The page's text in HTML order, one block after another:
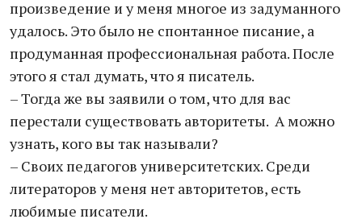
произведение и у меня многое из задуманного
удалось. Это было не спонтанное писание, а
продуманная профессиональная работа. После
этого я стал думать, что я писатель.
– Тогда же вы заявили о том, что для вас
перестали существовать авторитеты. А можно
узнать, кого вы так называли?
– Своих педагогов университетских. Среди
литераторов у меня нет авторитетов, есть
любимые писатели.